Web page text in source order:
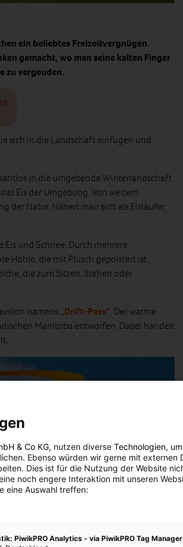
ein beliebtes Freizeitvergnügen
gemacht, wo man seine kalten Finger
zu vergeuden.
sich in die Landschaft einfügen und
in die umgebende Winterlandschaft
Eis der Umgebung. Von weitem
der Natur. Nähert man sich als Eisläufer,
und Schnee. Durch mehrere
Höhle, die mit Plüsch gepolstert ist.
die zum Sitzen, Stehen oder
namens„Drift-Pass“. Der warme
Manitoba entworfen. Dabei handelt
& Co KG, nutzen diverse Technologien,
Ebenso würden wir gerne mit externen
Dies ist für die Nutzung der Website
noch engere Interaktion mit unseren
eine Auswahl treffen:
PiwikPRO Analytics - via PiwikPRO Tag Manager